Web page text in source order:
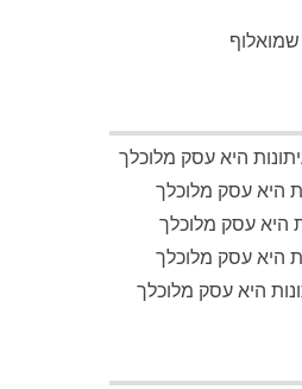
שמואלוף
היא עסק מלוכלך
היא עסק מלוכלך
היא עסק מלוכלך
היא עסק מלוכלך
היא עסק מלוכלך